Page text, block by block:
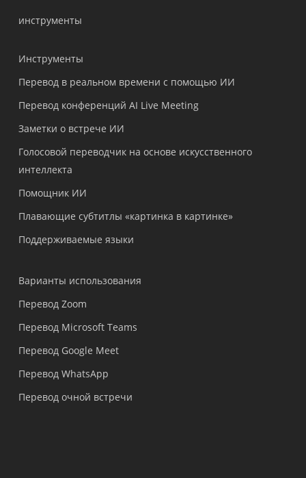
инструменты
Инструменты
Перевод в реальном времени с помощью ИИ
Перевод конференций AI Live Meeting
Заметки о встрече ИИ
Голосовой переводчик на основе искусственного
интеллекта
Помощник ИИ
Плавающие субтитлы «картинка в картинке»
Поддерживаемые языки
Варианты использования
Перевод Zoom
Перевод Microsoft Teams
Перевод Google Meet
Перевод WhatsApp
Перевод очной встречи